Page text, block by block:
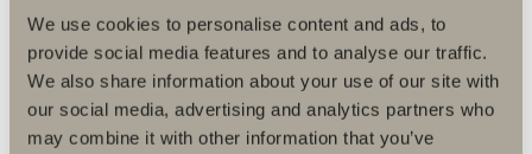
We use cookies to personalise content and ads, to
provide social media features and to analyse our traffic.
We also share information about your use of our site with
our social media, advertising and analytics partners who
may combine it with other information that you’ve
Produktfakta